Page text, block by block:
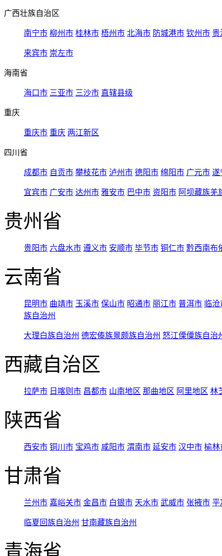
广西壮族自治区
南宁市 柳州市 桂林市 梧州市 北海市 防城港市 钦州市 贵
来宾市 崇左市
海南省
海口市 三亚市 三沙市 直辖县级
重庆
重庆市 重庆 两江新区
四川省
成都市 自贡市 攀枝花市 泸州市 德阳市 绵阳市 广元市 遂
宜宾市 广安市 达州市 雅安市 巴中市 资阳市 阿坝藏族羌
贵州省
贵阳市 六盘水市 遵义市 安顺市 毕节市 铜仁市 黔西南布
云南省
昆明市 曲靖市 玉溪市 保山市 昭通市 丽江市 普洱市 临
族自治州
大理白族自治州 德宏傣族景颇族自治州 怒江傈僳族自治
西藏自治区
拉萨市 日喀则市 昌都市 山南地区 那曲地区 阿里地区 林
陕西省
西安市 铜川市 宝鸡市 咸阳市 渭南市 延安市 汉中市 榆林
甘肃省
兰州市 嘉峪关市 金昌市 白银市 天水市 武威市 张掖市 平
临夏回族自治州 甘南藏族自治州
青海省